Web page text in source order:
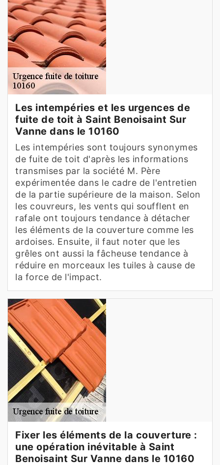
Les intempéries et les urgences de
fuite de toit à Saint Benoisaint Sur
Vanne dans le 10160
Les intempéries sont toujours synonymes
de fuite de toit d'après les informations
transmises par la société M. Père
expérimentée dans le cadre de l'entretien
de la partie supérieure de la maison. Selon
les couvreurs, les vents qui soufflent en
rafale ont toujours tendance à détacher
les éléments de la couverture comme les
ardoises. Ensuite, il faut noter que les
grêles ont aussi la fâcheuse tendance à
réduire en morceaux les tuiles à cause de
la force de l'impact.
Fixer les éléments de la couverture :
une opération inévitable à Saint
Benoisaint Sur Vanne dans le 10160